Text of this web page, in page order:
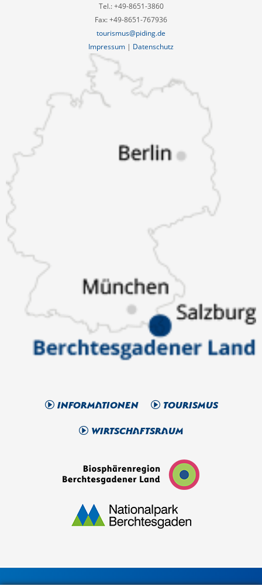
Tel.: +49-8651-3860
Fax: +49-8651-767936
tourismus@piding.de
Impressum | Datenschutz
Informationen
Tourismus
Wirtschaftsraum